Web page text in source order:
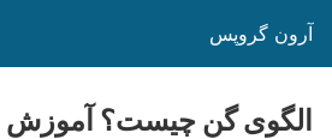
آرون گروپس
الگوی گن چیست؟ آموزش